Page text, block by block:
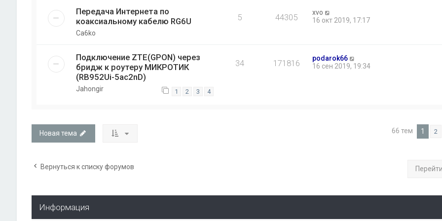
Передача Интернета по
коаксиальному кабелю RG6U
Ca6ko
5 44305
xvo
16 окт 2019, 17:17
Подключение ZTE(GPON) через
бридж к роутеру МИКРОТИК
(RB952Ui-5ac2nD)
Jahongir 1 2 3 4
34 171816
podarok66
16 сен 2019, 19:34
Новая тема 66 тем 1 2
Вернуться к списку форумов Перейти
Информация